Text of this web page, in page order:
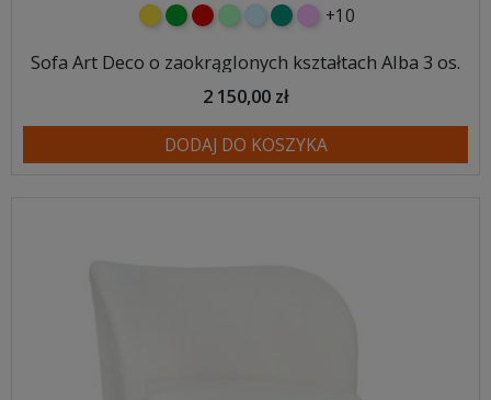
żółtyzielonyczerwony
miętowybłękitnyturkusowy
różowy
+10
Sofa Art Deco o zaokrąglonych kształtach Alba 3 os.
2 150,00 zł
DODAJ DO KOSZYKA